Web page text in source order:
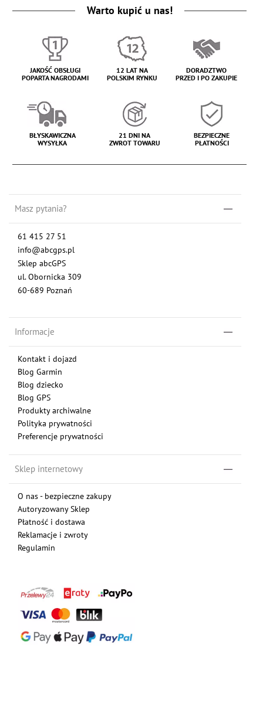
Warto kupić u nas!
JAKOŚĆ OBSŁUGI
POPARTA NAGRODAMI
12 LAT NA
POLSKIM RYNKU
DORADZTWO
PRZED I PO ZAKUPIE
BŁYSKAWICZNA
WYSYŁKA
21 DNI NA
ZWROT TOWARU
BEZPIECZNE
PŁATNOŚCI
Masz pytania?
61 415 27 51
info@abcgps.pl
Sklep abcGPS
ul. Obornicka 309
60-689 Poznań
Informacje
Kontakt i dojazd
Blog Garmin
Blog dziecko
Blog GPS
Produkty archiwalne
Polityka prywatności
Preferencje prywatności
Sklep internetowy
O nas - bezpieczne zakupy
Autoryzowany Sklep
Płatność i dostawa
Reklamacje i zwroty
Regulamin